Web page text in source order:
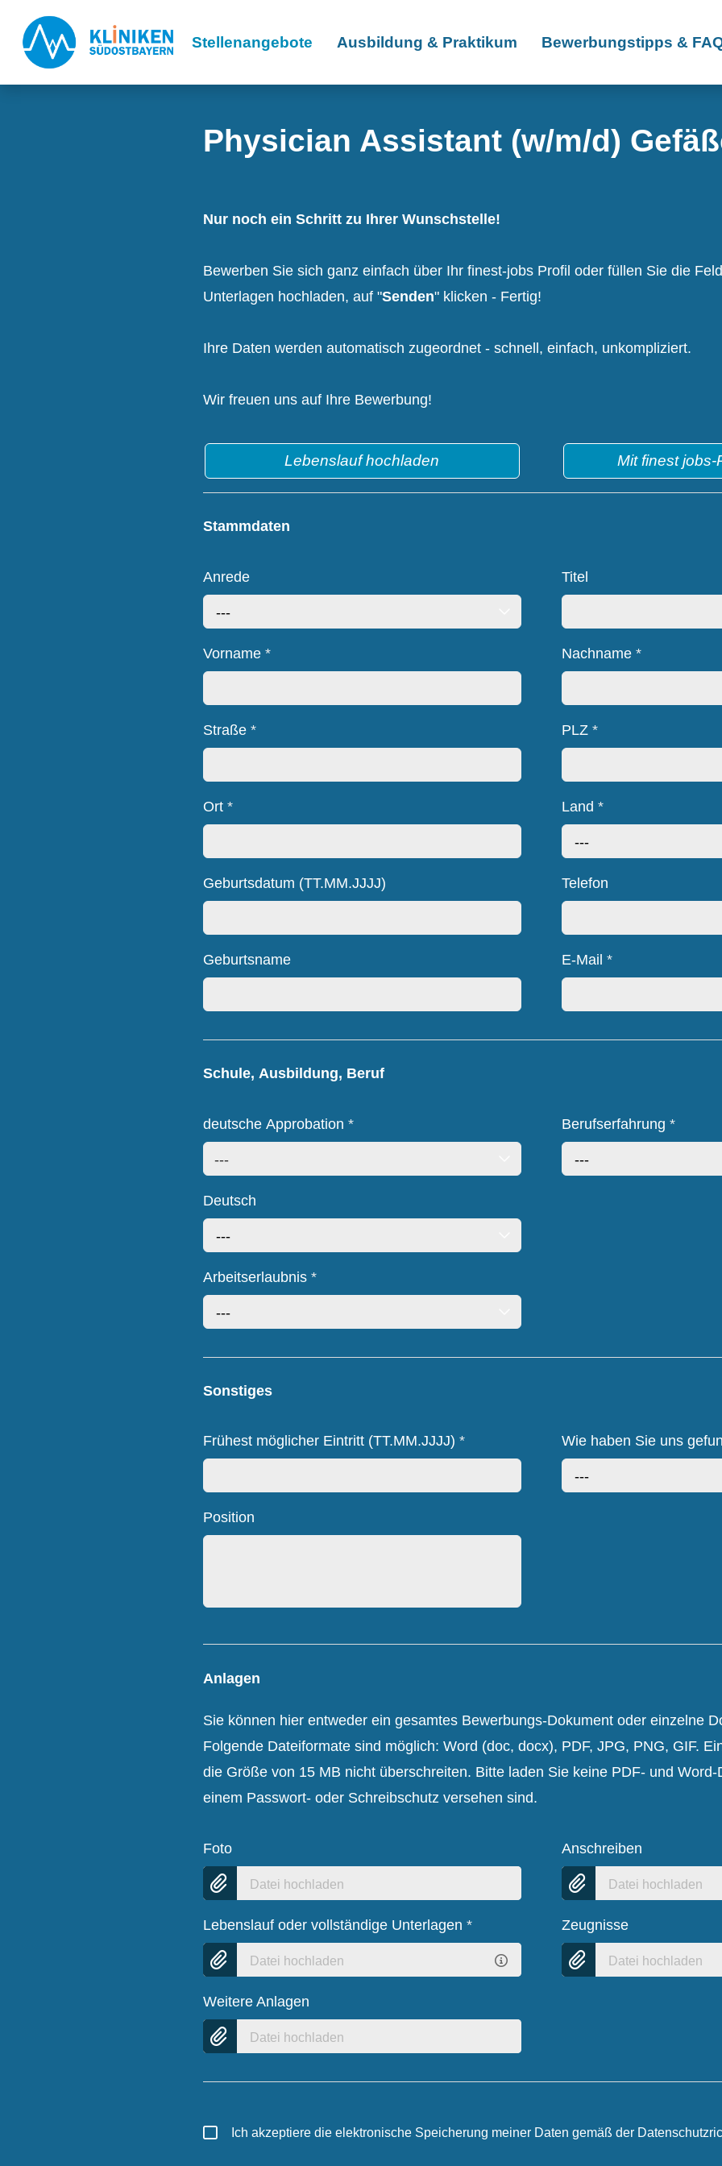
Stellenangebote Ausbildung & Praktikum Bewerbungstipps &
Physician Assistant (w/m/d)
Nur noch ein Schritt zu Ihrer Wunschstelle!
Bewerben Sie sich ganz einfach über Ihr finest-jobs Profil oder füllen Sie die
Unterlagen hochladen, auf "Senden" klicken - Fertig!
Ihre Daten werden automatisch zugeordnet - schnell, einfach, unkompliziert.
Wir freuen uns auf Ihre Bewerbung!
Lebenslauf hochladen Mit finest jobs-
Stammdaten
Anrede
---
Titel
Vorname * Nachname*
Straße * PLZ*
Ort * Land*
---
Geburtsdatum (TT.MM.JJJJ) Telefon
Geburtsname E-Mail*
Schule, Ausbildung, Beruf
deutsche Approbation *
---
Berufserfahrung*
---
Deutsch
---
Arbeitserlaubnis *
---
Sonstiges
Frühest möglicher Eintritt (TT.MM.JJJJ) * Wie haben Sie uns
---
Position
Anlagen
Sie können hier entweder ein gesamtes Bewerbungs-Dokument oder einzelne
Folgende Dateiformate sind möglich: Word (doc, docx), PDF, JPG, PNG, GIF.
die Größe von 15 MB nicht überschreiten. Bitte laden Sie keine PDF- und
einem Passwort- oder Schreibschutz versehen sind.
Foto
Datei hochladen
Anschreiben
Datei hochladen
Lebenslauf oder vollständige Unterlagen *
Datei hochladen
Zeugnisse
Datei hochladen
Weitere Anlagen
Datei hochladen
Ich akzeptiere die elektronische Speicherung meiner Daten gemäß der